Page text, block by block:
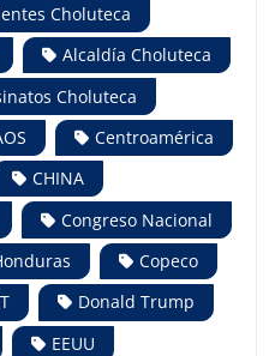
Choluteca
Alcaldía Choluteca
Choluteca
Centroamérica
CHINA
Congreso Nacional
Copeco
Donald Trump
EEUU